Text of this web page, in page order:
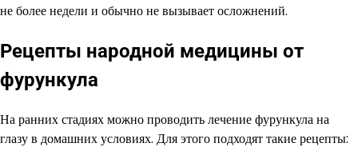
не более недели и обычно не вызывает осложнений.
Рецепты народной медицины от
фурункула
На ранних стадиях можно проводить лечение фурункула на
глазу в домашних условиях. Для этого подходят такие рецепты: